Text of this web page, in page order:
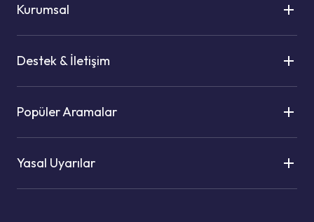
Kurumsal
Destek & İletişim
Popüler Aramalar
Yasal Uyarılar